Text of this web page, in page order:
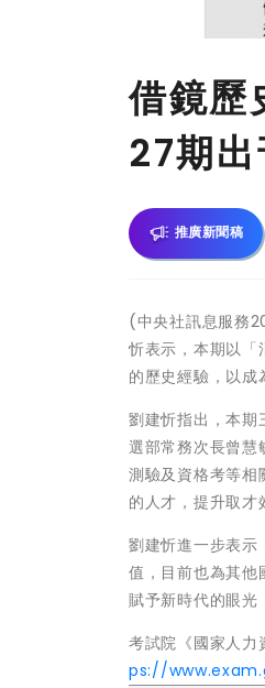
借鏡歷
27期出
推廣新聞稿
(中央社訊息服務
忻表示，本期以「
的歷史經驗，以成
劉建忻指出，本期
選部常務次長曾慧
測驗及資格考等相
的人才，提升取才
劉建忻進一步表示
值，目前也為其他
賦予新時代的眼光
考試院《國家人力
ps://